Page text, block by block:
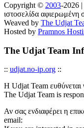
Copyright © 2003-2026
ιστοσελίδα
Weaved by The Udjat
Hosted by Pramnos
The Udjat Team
:: udjat.no-ip.org ::
Η Udjat Team ευθύνεται
The Udjat Team is
Αν σας ενδιαφέρει η
email: